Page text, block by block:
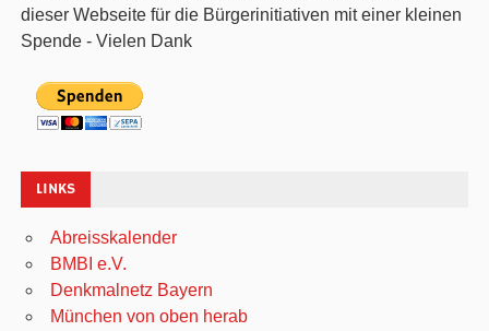
dieser Webseite für die Bürgerinitiativen mit einer kleinen
Spende - Vielen Dank
LINKS
Abreisskalender
BMBI e.V.
Denkmalnetz Bayern
München von oben herab